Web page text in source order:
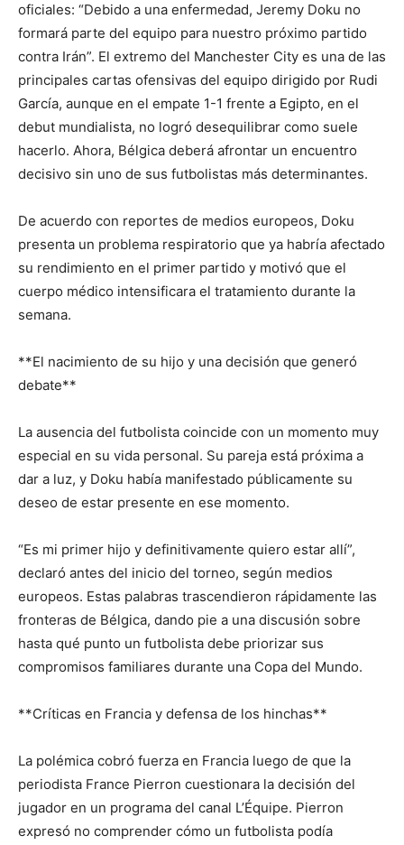
oficiales: “Debido a una enfermedad, Jeremy Doku no
formará parte del equipo para nuestro próximo partido
contra Irán”. El extremo del Manchester City es una de las
principales cartas ofensivas del equipo dirigido por Rudi
García, aunque en el empate 1-1 frente a Egipto, en el
debut mundialista, no logró desequilibrar como suele
hacerlo. Ahora, Bélgica deberá afrontar un encuentro
decisivo sin uno de sus futbolistas más determinantes.
De acuerdo con reportes de medios europeos, Doku
presenta un problema respiratorio que ya habría afectado
su rendimiento en el primer partido y motivó que el
cuerpo médico intensificara el tratamiento durante la
semana.
**El nacimiento de su hijo y una decisión que generó
debate**
La ausencia del futbolista coincide con un momento muy
especial en su vida personal. Su pareja está próxima a
dar a luz, y Doku había manifestado públicamente su
deseo de estar presente en ese momento.
“Es mi primer hijo y definitivamente quiero estar allí”,
declaró antes del inicio del torneo, según medios
europeos. Estas palabras trascendieron rápidamente las
fronteras de Bélgica, dando pie a una discusión sobre
hasta qué punto un futbolista debe priorizar sus
compromisos familiares durante una Copa del Mundo.
**Críticas en Francia y defensa de los hinchas**
La polémica cobró fuerza en Francia luego de que la
periodista France Pierron cuestionara la decisión del
jugador en un programa del canal L’Équipe. Pierron
expresó no comprender cómo un futbolista podía